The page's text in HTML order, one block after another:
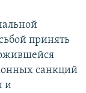
принять
санкций
и